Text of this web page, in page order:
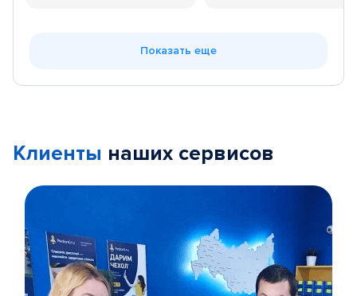
Показать еще
Клиенты наших сервисов